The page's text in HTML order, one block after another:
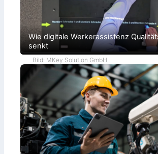
Wie digitale Werkerassistenz
senkt
Bild: MKey Solution GmbH